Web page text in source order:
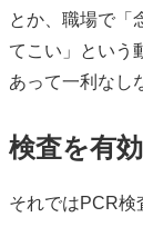
とか、職場で「
てこい」という
あって一利なし
検査を有
それではPCR検